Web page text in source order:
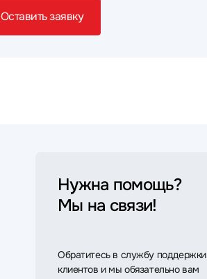
Оставить заявку
Нужна помощь?
Мы на связи!
Обратитесь в службу поддержки
клиентов и мы обязательно вам